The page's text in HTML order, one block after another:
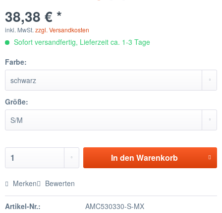
38,38 € *
inkl. MwSt. zzgl. Versandkosten
Sofort versandfertig, Lieferzeit ca. 1-3 Tage
Farbe:
Größe:
In den Warenkorb
Merken Bewerten
Artikel-Nr.:
AMC530330-S-MX